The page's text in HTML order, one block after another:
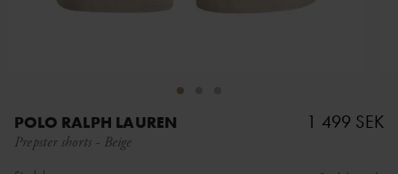
POLO RALPH LAUREN
Prepster shorts - Beige
1 499 SEK